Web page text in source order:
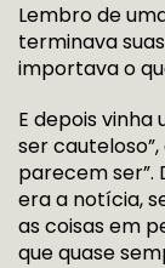
Lembro de
terminava
importava o
E depois
ser
parecem ser”.
era a notícia,
as coisas em
que quase